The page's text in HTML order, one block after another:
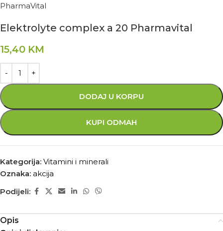
PharmaVital
Elektrolyte complex a 20 Pharmavital
15,40 KM
DODAJ U KORPU
KUPI ODMAH
Kategorija: Vitamini i minerali
Oznaka: akcija
Podijeli:
Opis